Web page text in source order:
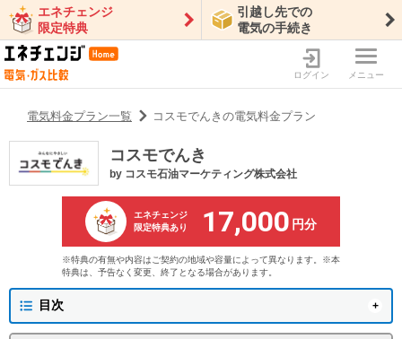
エネチェンジ
限定特典
引越し先での
電気の手続き
ログイン メニュー
電気料金プラン一覧 コスモでんきの電気料金プラン
コスモでんき
by コスモ石油マーケティング株式会社
エネチェンジ
限定特典あり
17,000 円分
※特典の有無や内容はご契約の地域や容量によって異なります。※本
特典は、予告なく変更、終了となる場合があります。
目次